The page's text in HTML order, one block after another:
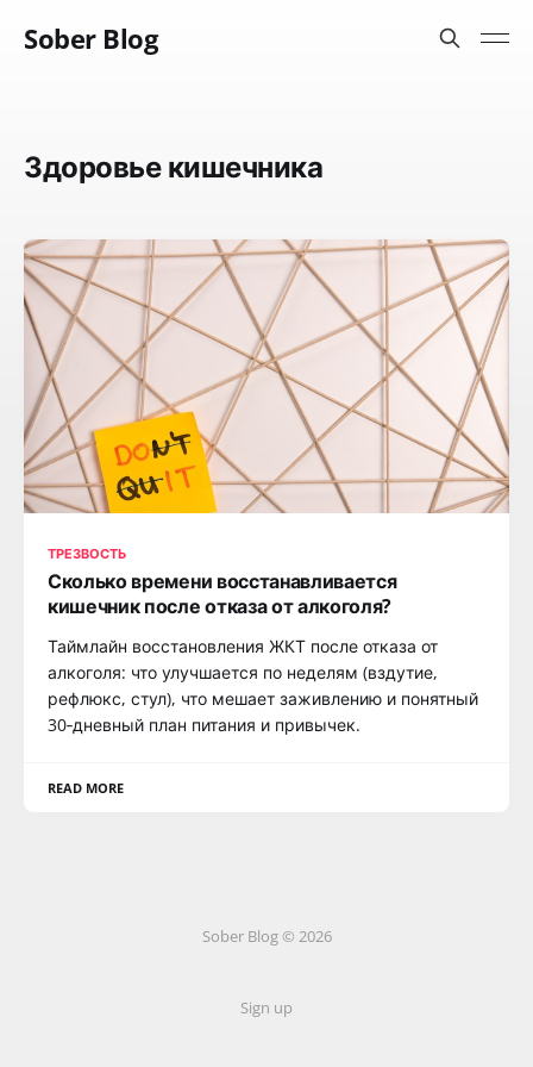
Sober Blog
Здоровье кишечника
ТРЕЗВОСТЬ
Сколько времени восстанавливается
кишечник после отказа от алкоголя?
Таймлайн восстановления ЖКТ после отказа от
алкоголя: что улучшается по неделям (вздутие,
рефлюкс, стул), что мешает заживлению и понятный
30‑дневный план питания и привычек.
READ MORE
Sober Blog © 2026
Sign up